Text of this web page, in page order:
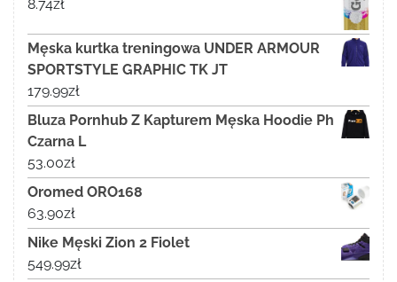
8.74zł
Męska kurtka treningowa UNDER ARMOUR
SPORTSTYLE GRAPHIC TK JT
179.99zł
Bluza Pornhub Z Kapturem Męska Hoodie Ph
Czarna L
53.00zł
Oromed ORO168
63.90zł
Nike Męski Zion 2 Fiolet
549.99zł